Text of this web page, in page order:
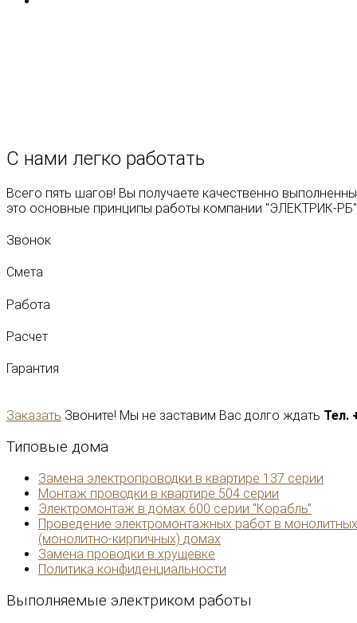
С нами легко работать
Всего пять шагов! Вы получаете качественно
это основные принципы работы компании "ЭЛЕКТРИК-
Звонок
Смета
Работа
Расчет
Гарантия
Заказать Звоните! Мы не заставим Вас долго ждать Тел.
Типовые дома
Замена электропроводки в квартире 137 серии
Монтаж проводки в квартире 504 серии
Электромонтаж в домах 600 серии "Корабль"
Проведение электромонтажных работ в монолитных
(монолитно-кирпичных) домах
Замена проводки в хрущевке
Политика конфиденциальности
Выполняемые электриком работы